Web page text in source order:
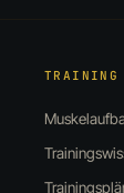
TRAINING